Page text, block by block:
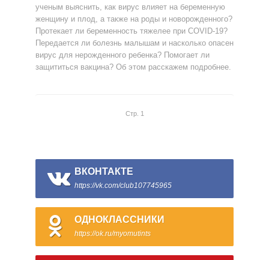
ученым выяснить, как вирус влияет на беременную
женщину и плод, а также на роды и новорожденного?
Протекает ли беременность тяжелее при COVID-19?
Передается ли болезнь малышам и насколько опасен
вирус для нерожденного ребенка? Помогает ли
защититься вакцина? Об этом расскажем подробнее.
Стр. 1
ВКОНТАКТЕ
https://vk.com/club107745965
ОДНОКЛАССНИКИ
https://ok.ru/myomutints